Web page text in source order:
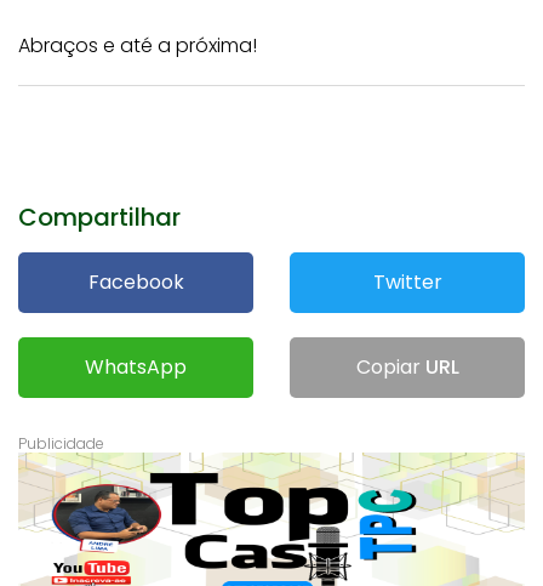
Abraços e até a próxima!
Compartilhar
Facebook Twitter
WhatsApp Copiar URL